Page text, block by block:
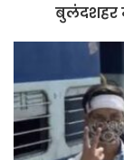
बुलंदशहर